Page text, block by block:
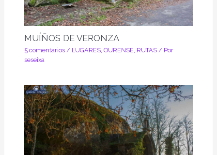
MUÍÑOS DE VERONZA
5 comentarios / LUGARES, OURENSE, RUTAS/ Por
seseixa